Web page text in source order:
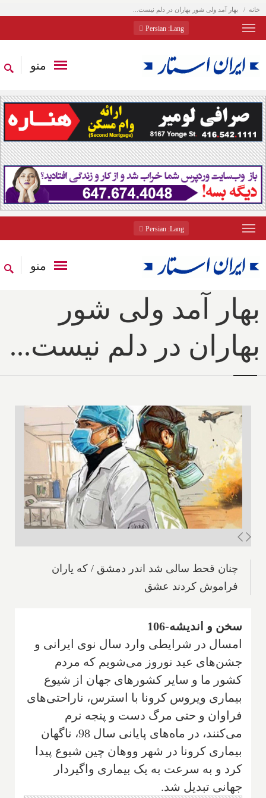
خانه بهار آمد ولی شور بهاران در دلم نیست...
Lang
: Persian
منو
Lang
: Persian
منو
بهار آمد ولی شور
بهاران در دلم نیست...
چنان قحط سالی شد اندر دمشق / که یاران
فراموش کردند عشق
سخن و اندیشه-106
امسال در شرایطی وارد سال نوی ایرانی و
جشن‌های عید نوروز می‌شویم که مردم
کشور ما و سایر کشورهای جهان از شیوع
بیماری ویروس کرونا با استرس، ناراحتی‌های
فراوان و حتی مرگ دست و پنجه نرم
می‌کنند، در ماه‌های پایانی سال 98، ناگهان
بیماری کرونا در شهر ووهان چین شیوع پیدا
کرد و به سرعت به یک بیماری واگیردار
جهانی تبدیل شد.